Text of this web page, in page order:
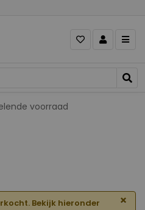
aanbod
Bekijk hieronder
×